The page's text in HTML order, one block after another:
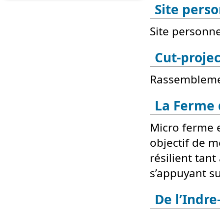
Site
Site
Cut-
La
Micro ferme
objectif de
résilient tant
s’appuyant
De